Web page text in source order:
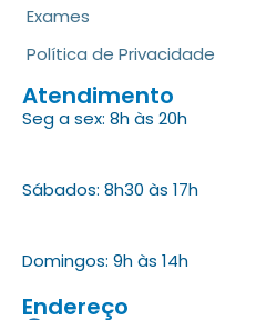
Exames
Política de Privacidade
Atendimento
Seg a sex: 8h às 20h
Sábados: 8h30 às 17h
Domingos: 9h às 14h
Endereço